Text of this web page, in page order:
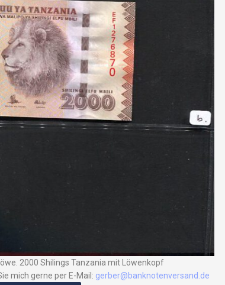
2000 Shilings Tanzania mit Löwenkopf
mich gerne per E-Mail: gerber@banknotenversand.de